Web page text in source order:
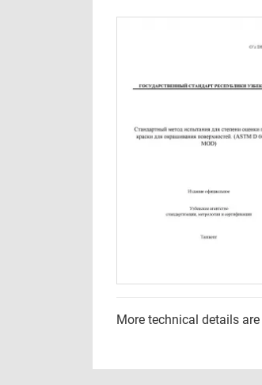
More technical details